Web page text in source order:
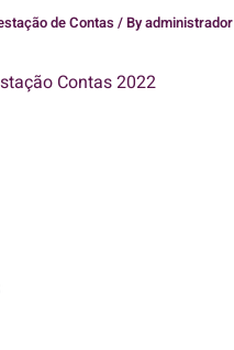
de Contas / Byadministrador
Contas 2022